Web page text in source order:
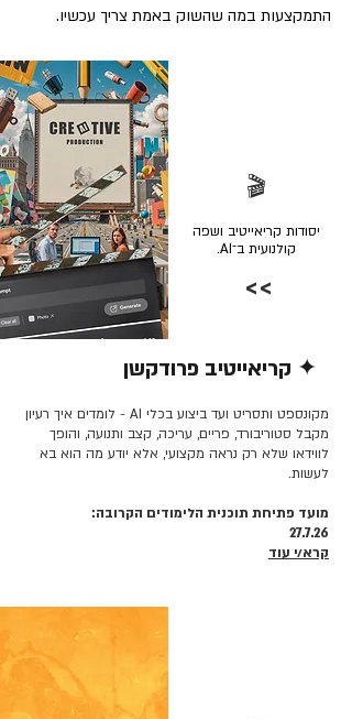
התמקצעות במה שהשוק באמת צריך עכשיו.
🎬
יסודות קריאייטיב ושפה
קולנועית ב־AI.
>>
✦ קריאייטיב פרודקשן
מקונספט ותסריט ועד ביצוע בכלי AI - לומדים איך רעיון
מקבל סטוריבורד, פריים, עריכה, קצב ותנועה, והופך
לווידאו שלא רק נראה מקצועי, אלא יודע מה הוא בא
לעשות.
מועד פתיחת תוכנית הלימודים הקרובה:
27.7.26
קרא/י עוד